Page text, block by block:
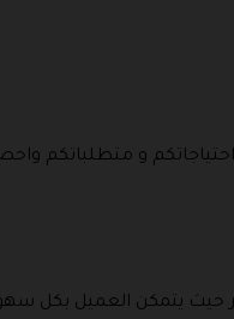
احتياجاتكم و
حيث يتمكن العميل بكل